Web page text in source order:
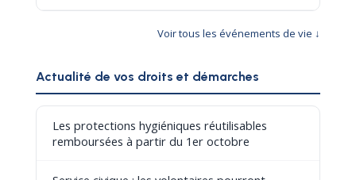
Voir tous les événements de vie ↓
Actualité de vos droits et démarches
Les protections hygiéniques réutilisables
remboursées à partir du 1er octobre